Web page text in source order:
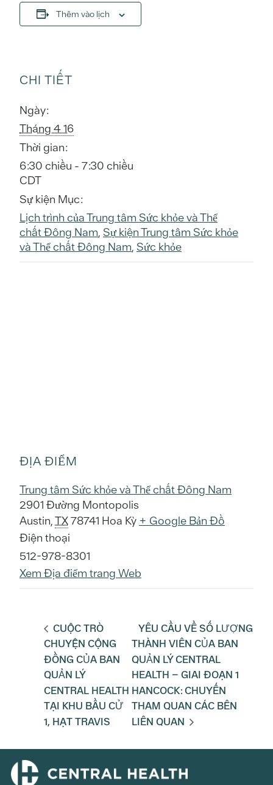
Thêm vào lịch
CHI TIẾT
Ngày:
Tháng 4 16
Thời gian:
6:30 chiều - 7:30 chiều
CDT
Sự kiện Mục:
Lịch trình của Trung tâm Sức khỏe và Thể
chất Đông Nam, Sự kiện Trung tâm Sức khỏe
và Thể chất Đông Nam, Sức khỏe
ĐỊA ĐIỂM
Trung tâm Sức khỏe và Thể chất Đông Nam
2901 Đường Montopolis
Austin,TX78741 Hoa Kỳ + Google Bản Đồ
Điện thoại
512-978-8301
Xem Địa điểm trang Web
CUỘC TRÒ
CHUYỆN CỘNG
ĐỒNG CỦA BAN
QUẢN LÝ
CENTRAL HEALTH
TẠI KHU BẦU CỬ
1, HẠT TRAVIS
YÊU CẦU VỀ SỐ LƯỢNG
THÀNH VIÊN CỦA BAN
QUẢN LÝ CENTRAL
HEALTH – GIAI ĐOẠN 1
HANCOCK: CHUYẾN
THAM QUAN CÁC BÊN
LIÊN QUAN